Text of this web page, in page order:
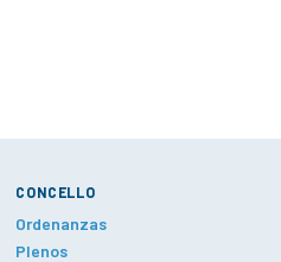
CONCELLO
Ordenanzas
Plenos